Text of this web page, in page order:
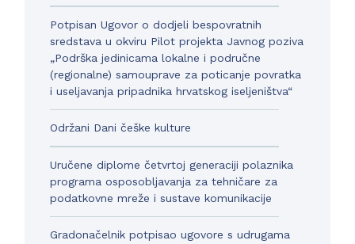
Potpisan Ugovor o dodjeli bespovratnih
sredstava u okviru Pilot projekta Javnog poziva
„Podrška jedinicama lokalne i područne
(regionalne) samouprave za poticanje povratka
i useljavanja pripadnika hrvatskog iseljeništva“
Održani Dani češke kulture
Uručene diplome četvrtoj generaciji polaznika
programa osposobljavanja za tehničare za
podatkovne mreže i sustave komunikacije
Gradonačelnik potpisao ugovore s udrugama